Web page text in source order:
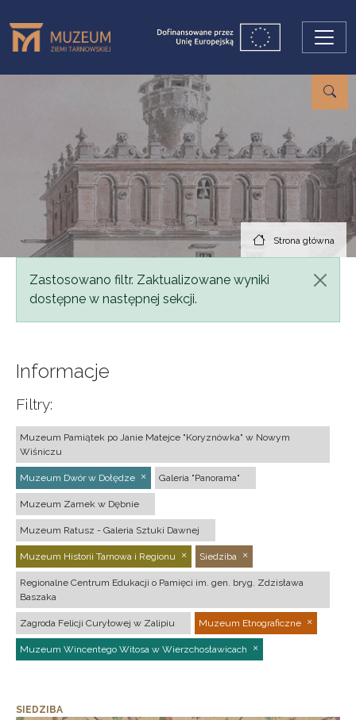
Strona główna
Komunikat
Zastosowano filtr. Zaktualizowane wyniki
dostępne w następnej sekcji.
Informacje
Filtry:
Muzeum Pamiątek po Janie Matejce "Koryznówka" w Nowym
Wiśniczu
Muzeum Dwór w Dołędze Galeria "Panorama"
Muzeum Zamek w Dębnie
Muzeum Ratusz - Galeria Sztuki Dawnej
Muzeum Historii Tarnowa i Regionu Siedziba
Regionalne Centrum Edukacji o Pamięci im. gen. bryg. Zdzisława
Baszaka
Zagroda Felicji Curyłowej w Zalipiu Muzeum Etnograficzne
Muzeum Wincentego Witosa w Wierzchosławicach
SIEDZIBA